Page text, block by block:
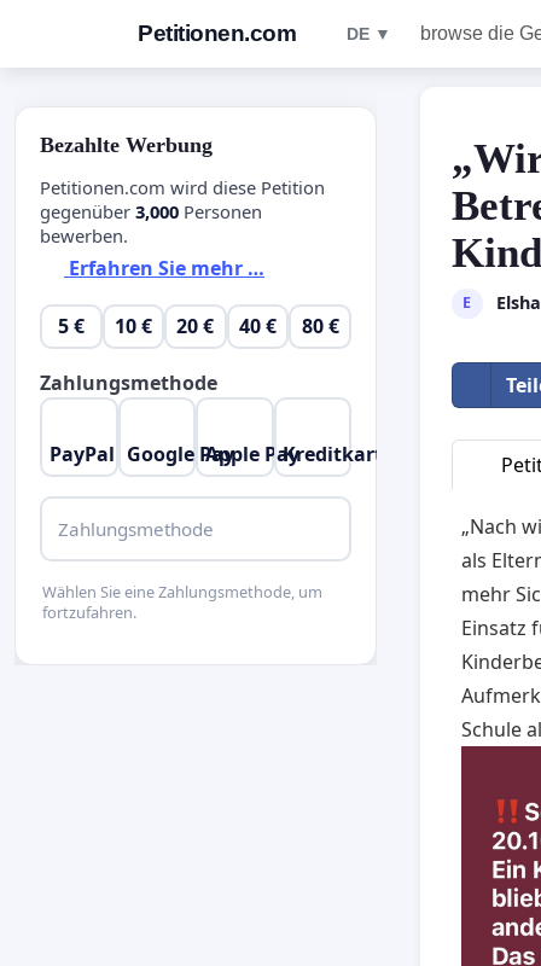
Petitionen.com DE ▼ browse die
E
„Nach
als
mehr
Einsatz
Schule
Bezahlte Werbung
Petitionen.com wird diese Petition
gegenüber 3,000 Personen
bewerben.
Erfahren Sie mehr …
5 € 10 € 20 € 40 € 80 €
Zahlungsmethode
PayPal Google PayApple PayKreditkarte
Zahlungsmethode
Wählen Sie eine Zahlungsmethode, um
fortzufahren.